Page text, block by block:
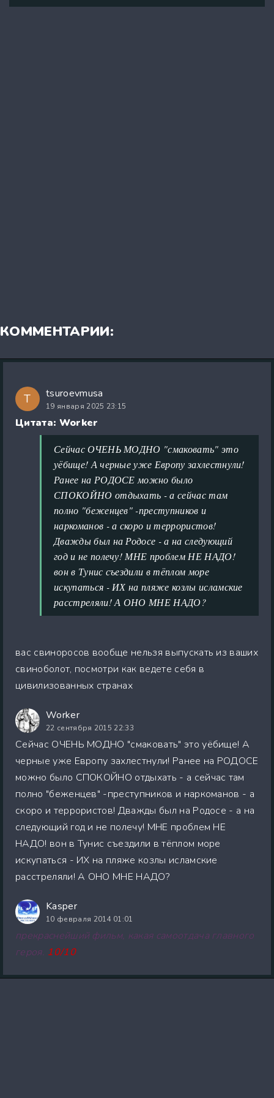
КОММЕНТАРИИ:
T tsuroevmusa
19 января 2025 23:15
Цитата: Worker
Сейчас ОЧЕНЬ МОДНО "смаковать" это
уёбище! А черные уже Европу захлестнули!
Ранее на РОДОСЕ можно было
СПОКОЙНО отдыхать - а сейчас там
полно "беженцев" -преступников и
наркоманов - а скоро и террористов!
Дважды был на Родосе - а на следующий
год и не полечу! МНЕ проблем НЕ НАДО!
вон в Тунис съездили в тёплом море
искупаться - ИХ на пляже козлы исламские
расстреляли! А ОНО МНЕ НАДО?
вас свиноросов вообще нельзя выпускать из ваших
свиноболот, посмотри как ведете себя в
цивилизованных странах
Worker
22 сентября 2015 22:33
Сейчас ОЧЕНЬ МОДНО "смаковать" это уёбище! А
черные уже Европу захлестнули! Ранее на РОДОСЕ
можно было СПОКОЙНО отдыхать - а сейчас там
полно "беженцев" -преступников и наркоманов - а
скоро и террористов! Дважды был на Родосе - а на
следующий год и не полечу! МНЕ проблем НЕ
НАДО! вон в Тунис съездили в тёплом море
искупаться - ИХ на пляже козлы исламские
расстреляли! А ОНО МНЕ НАДО?
Kasper
10 февраля 2014 01:01
прекраснейший фильм, какая самоотдача главного
героя. 10/10